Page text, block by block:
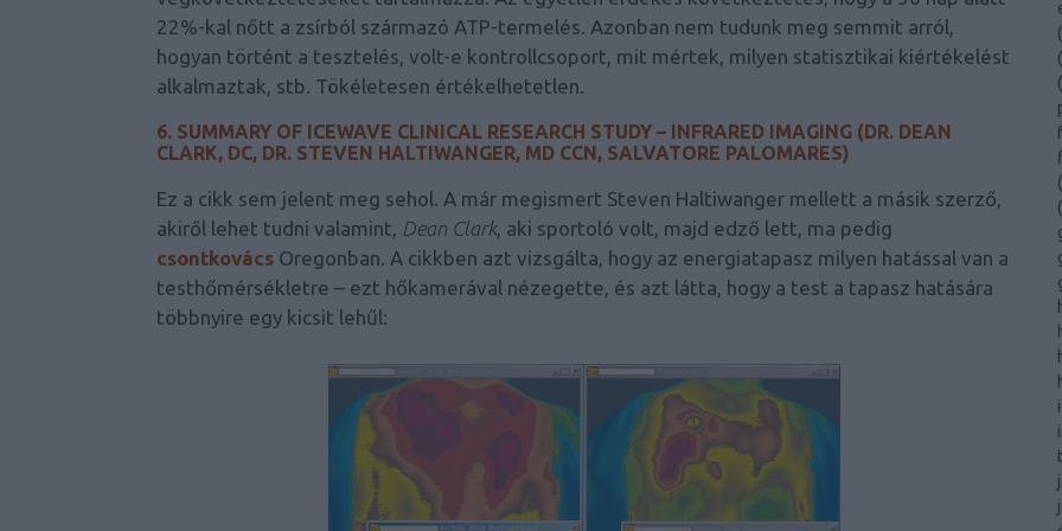
22%-kal nőtt a zsírból származó ATP-termelés. Azonban nem tudunk meg semmit arról,
hogyan történt a tesztelés, volt-e kontrollcsoport, mit mértek, milyen statisztikai kiértékelést
alkalmaztak, stb. Tökéletesen értékelhetetlen.
6. SUMMARY OF ICEWAVE CLINICAL RESEARCH STUDY – INFRARED IMAGING (DR. DEAN
CLARK, DC, DR. STEVEN HALTIWANGER, MD CCN, SALVATORE PALOMARES)
Ez a cikk sem jelent meg sehol. A már megismert Steven Haltiwanger mellett a másik szerző,
akiről lehet tudni valamint, Dean Clark, aki sportoló volt, majd edző lett, ma pedig
csontkovács Oregonban. A cikkben azt vizsgálta, hogy az energiatapasz milyen hatással van a
testhőmérsékletre – ezt hőkamerával nézegette, és azt látta, hogy a test a tapasz hatására
többnyire egy kicsit lehűl:
(
(
(
(
(